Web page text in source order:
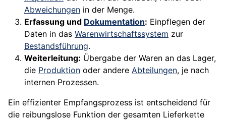
Abweichungen in der Menge.
Erfassung und Dokumentation: Einpflegen der
Daten in das Warenwirtschaftssystem zur
Bestandsführung.
Weiterleitung: Übergabe der Waren an das Lager,
die Produktion oder andere Abteilungen, je nach
internen Prozessen.
Ein effizienter Empfangsprozess ist entscheidend für
die reibungslose Funktion der gesamten Lieferkette